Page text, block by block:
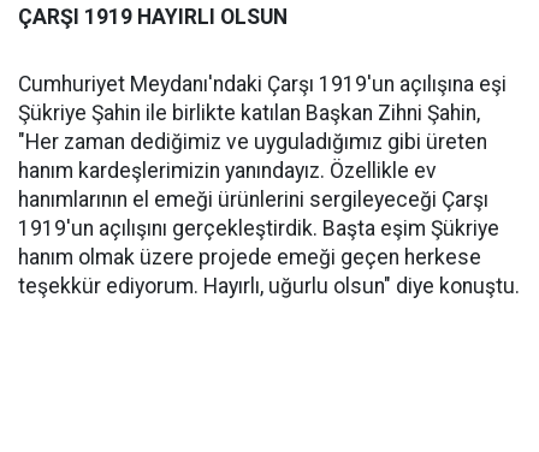
ÇARŞI 1919 HAYIRLI OLSUN
Cumhuriyet Meydanı'ndaki Çarşı 1919'un açılışına eşi
Şükriye Şahin ile birlikte katılan Başkan Zihni Şahin,
"Her zaman dediğimiz ve uyguladığımız gibi üreten
hanım kardeşlerimizin yanındayız. Özellikle ev
hanımlarının el emeği ürünlerini sergileyeceği Çarşı
1919'un açılışını gerçekleştirdik. Başta eşim Şükriye
hanım olmak üzere projede emeği geçen herkese
teşekkür ediyorum. Hayırlı, uğurlu olsun" diye konuştu.